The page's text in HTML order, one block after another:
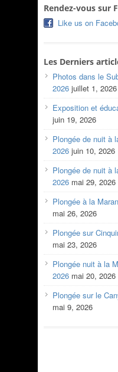
Rendez-vous sur
Like us on
Les Derniers
Photos dans le
2026 juillet 1, 2026
Exposition et
juin 19, 2026
Plongée de nuit à
2026 juin 10, 2026
Plongée de nuit à
2026 mai 29, 2026
Plongée à la
mai 26, 2026
Plongée sur
mai 23, 2026
Plongée nuit à la
2026 mai 20, 2026
Plongée sur le
mai 9, 2026